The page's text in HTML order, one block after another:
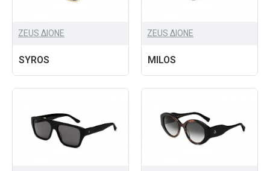
ZEUS ΔIONE
SYROS
ZEUS ΔIONE
MILOS